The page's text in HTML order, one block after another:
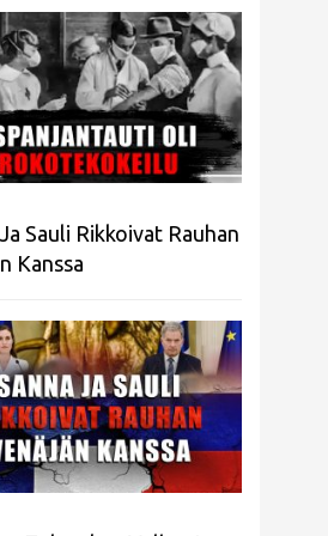
Sauli Rikkoivat Rauhan
Kanssa